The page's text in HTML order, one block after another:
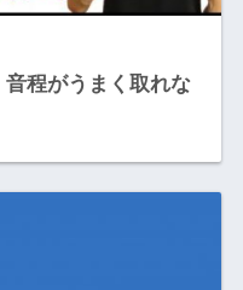
音程がうまく取れな